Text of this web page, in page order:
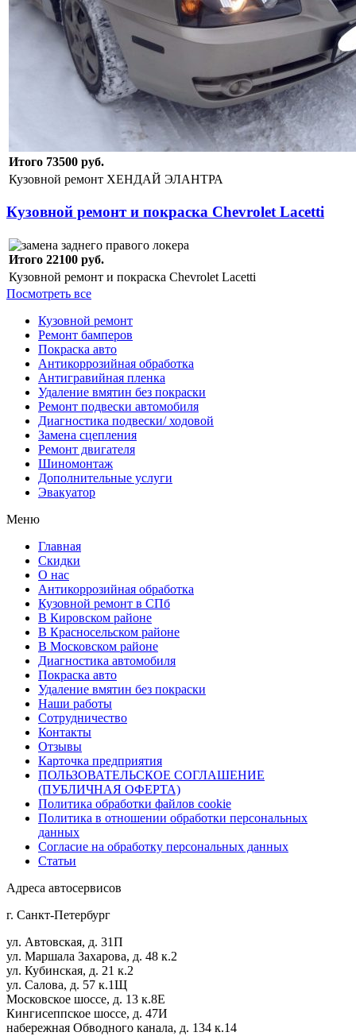
Итого 73500 руб.
Кузовной ремонт ХЕНДАЙ ЭЛАНТРА
Кузовной ремонт и покраска Chevrolet Lacetti
Итого 22100 руб.
Кузовной ремонт и покраска Chevrolet Lacetti
Посмотреть все
Кузовной ремонт
Ремонт бамперов
Покраска авто
Антикоррозийная обработка
Антигравийная пленка
Удаление вмятин без покраски
Ремонт подвески автомобиля
Диагностика подвески/ ходовой
Замена сцепления
Ремонт двигателя
Шиномонтаж
Дополнительные услуги
Эвакуатор
Меню
Главная
Скидки
О нас
Антикоррозийная обработка
Кузовной ремонт в СПб
В Кировском районе
В Красносельском районе
В Московском районе
Диагностика автомобиля
Покраска авто
Удаление вмятин без покраски
Наши работы
Cотрудничество
Контакты
Отзывы
Карточка предприятия
ПОЛЬЗОВАТЕЛЬСКОЕ СОГЛАШЕНИЕ
(ПУБЛИЧНАЯ ОФЕРТА)
Политика обработки файлов cookie
Политика в отношении обработки персональных
данных
Согласие на обработку персональных данных
Статьи
Адреса автосервисов
г. Санкт-Петербург
ул. Автовская, д. 31П
ул. Маршала Захарова, д. 48 к.2
ул. Кубинская, д. 21 к.2
ул. Салова, д. 57 к.1Щ
Московское шоссе, д. 13 к.8Е
Кингисеппское шоссе, д. 47И
набережная Обводного канала, д. 134 к.14